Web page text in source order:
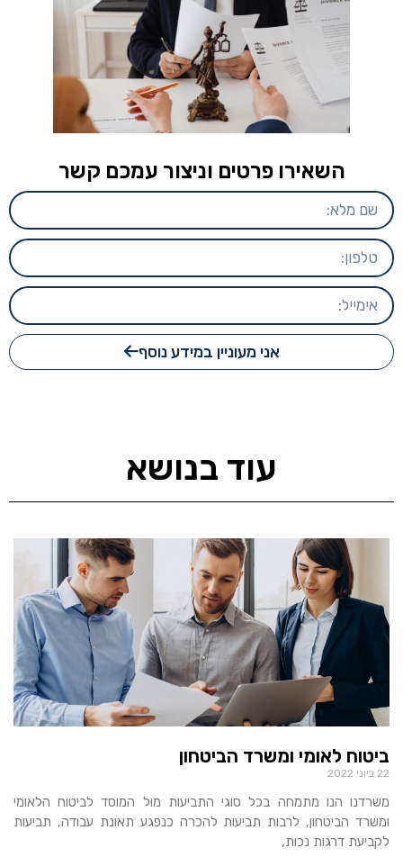
השאירו פרטים וניצור עמכם קשר
אני מעוניין במידע נוסף
עוד בנושא
ביטוח לאומי ומשרד הביטחון
22 ביוני 2022
משרדנו הנו מתמחה בכל סוגי התביעות מול המוסד לביטוח הלאומי
ומשרד הביטחון, לרבות תביעות להכרה כנפגע תאונת עבודה, תביעות
לקביעת דרגות נכות,